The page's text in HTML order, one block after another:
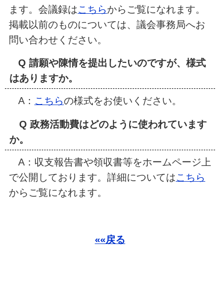
ます。会議録はこちらからご覧になれます。
掲載以前のものについては、議会事務局へお
問い合わせください。
Q 請願や陳情を提出したいのですが、様式
はありますか。
A： こちらの様式をお使いください。
Q 政務活動費はどのように使われています
か。
A：収支報告書や領収書等をホームページ上
で公開しております。詳細についてはこちら
からご覧になれます。
««戻る